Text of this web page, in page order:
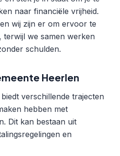
naar financiële vrijheid.
wij zijn er om ervoor te
terwijl we samen werken
schulden.
Heerlen
verschillende trajecten
hebben met
Dit kan bestaan uit
en